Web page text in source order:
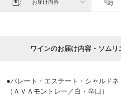
お届け内容
ワインのお届け内容・ソムリ
●パレート・エステート・シャルドネ
（ＡＶＡモントレー／白・辛口）